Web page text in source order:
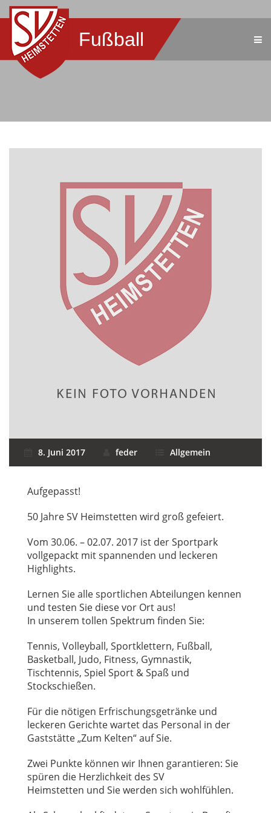
Fußball
8. Juni 2017 feder Allgemein
Aufgepasst!
50 Jahre SV Heimstetten wird groß gefeiert.
Vom 30.06. – 02.07. 2017 ist der Sportpark
vollgepackt mit spannenden und leckeren
Highlights.
Lernen Sie alle sportlichen Abteilungen kennen
und testen Sie diese vor Ort aus!
In unserem tollen Spektrum finden Sie:
Tennis, Volleyball, Sportklettern, Fußball,
Basketball, Judo, Fitness, Gymnastik,
Tischtennis, Spiel Sport & Spaß und
Stockschießen.
Für die nötigen Erfrischungsgetränke und
leckeren Gerichte wartet das Personal in der
Gaststätte „Zum Kelten“ auf Sie.
Zwei Punkte können wir Ihnen garantieren: Sie
spüren die Herzlichkeit des SV
Heimstetten und Sie werden sich wohlfühlen.